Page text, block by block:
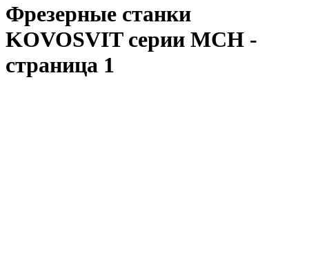
Фрезерные станки
KOVOSVIT серии MCH -
страница 1